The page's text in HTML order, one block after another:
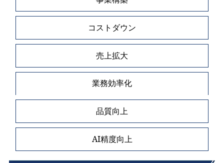
コストダウン
売上拡大
業務効率化
品質向上
AI精度向上